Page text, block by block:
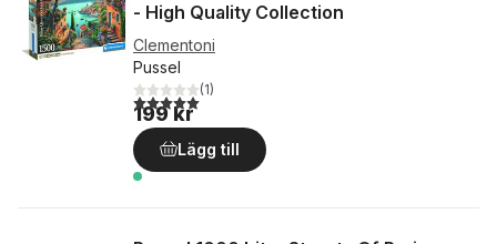
- High Quality Collection
Clementoni
Pussel
5,0utav 5 stjärnor. Totalt antal röster:
(1)
199 kr
Lägg till